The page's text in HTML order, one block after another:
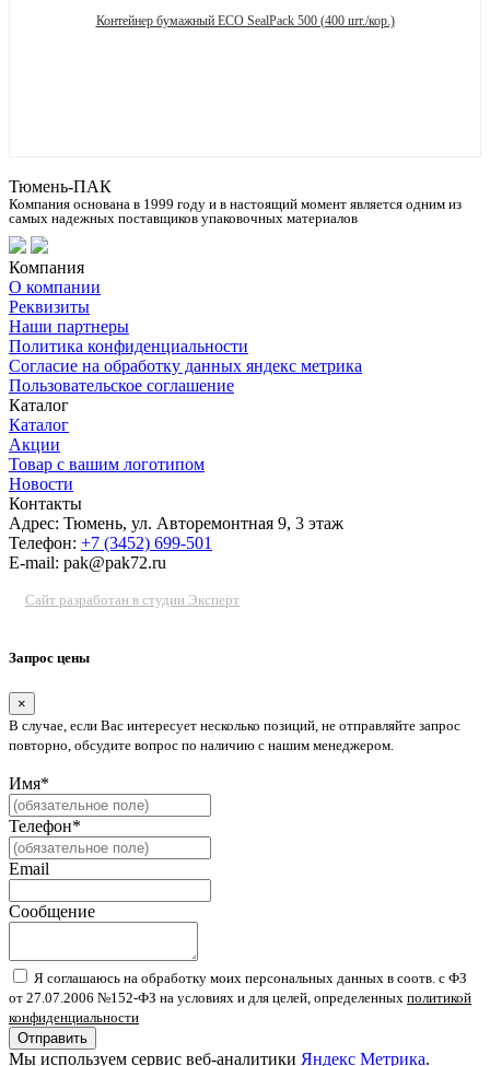
Контейнер бумажный ECO SealPack 500 (400 шт./кор.)
Тюмень-ПАК
Компания основана в 1999 году и в настоящий момент является одним из
самых надежных поставщиков упаковочных материалов
Компания
О компании
Реквизиты
Наши партнеры
Политика конфиденциальности
Согласие на обработку данных яндекс метрика
Пользовательское соглашение
Каталог
Каталог
Акции
Товар с вашим логотипом
Новости
Контакты
Адрес: Тюмень, ул. Авторемонтная 9, 3 этаж
Телефон: +7 (3452) 699-501
E-mail: pak@pak72.ru
Сайт разработан в студии Эксперт
Запрос цены
×
В случае, если Вас интересует несколько позиций, не отправляйте запрос
повторно, обсудите вопрос по наличию с нашим менеджером.
Имя*
Телефон*
Email
Сообщение
Я соглашаюсь на обработку моих персональных данных в соотв. с ФЗ
от 27.07.2006 №152-ФЗ на условиях и для целей, определенных политикой
конфиденциальности
Отправить
Мы используем сервис веб-аналитики Яндекс Метрика.